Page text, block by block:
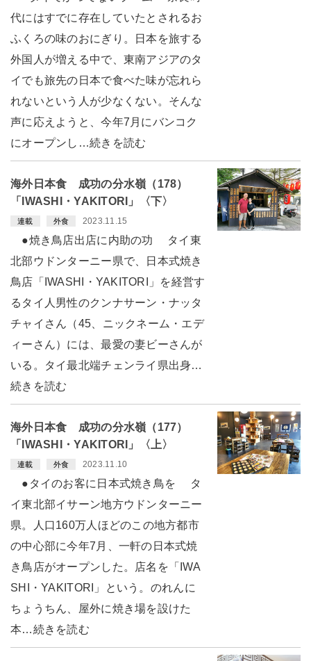
代にはすでに存在していたとされるお
ふくろの味のおにぎり。日本を旅する
外国人が増える中で、東南アジアのタ
イでも旅先の日本で食べた味が忘れら
れないという人が少なくない。そんな
声に応えようと、今年7月にバンコク
にオープンし…続きを読む
海外日本食 成功の分水嶺（178）
「IWASHI・YAKITORI」〈下〉
連載 外食 2023.11.15
●焼き鳥店出店に内助の功 タイ東
北部ウドンターニー県で、日本式焼き
鳥店「IWASHI・YAKITORI」を経営す
るタイ人男性のクンナサーン・ナッタ
チャイさん（45、ニックネーム・エデ
ィーさん）には、最愛の妻ビーさんが
いる。タイ最北端チェンライ県出身…
続きを読む
海外日本食 成功の分水嶺（177）
「IWASHI・YAKITORI」〈上〉
連載 外食 2023.11.10
●タイのお客に日本式焼き鳥を タ
イ東北部イサーン地方ウドンターニー
県。人口160万人ほどのこの地方都市
の中心部に今年7月、一軒の日本式焼
き鳥店がオープンした。店名を「IWA
SHI・YAKITORI」という。のれんに
ちょうちん、屋外に焼き場を設けた
本…続きを読む